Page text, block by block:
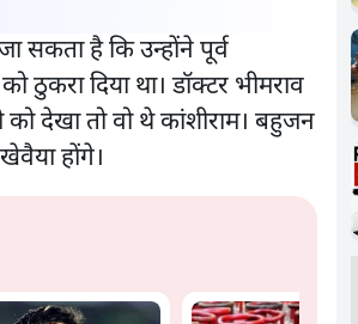
सकता है कि उन्होंने पूर्व
को ठुकरा दिया था। डॉक्टर भीमराव
देखा तो वो थे कांशीराम। बहुजन
होंगे।